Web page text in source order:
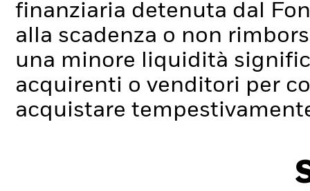
finanziaria detenuta dal
alla scadenza o non
una minore liquidità
acquirenti o venditori per
acquistare